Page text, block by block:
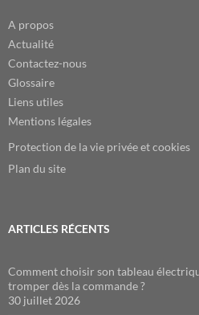
A propos
Actualité
Contactez-nous
Glossaire
Liens utiles
Mentions légales
Protection de la vie privée et cookies
Plan du site
ARTICLES RÉCENTS
Comment choisir son tableau
tromper dès la commande ?
30 juillet 2026